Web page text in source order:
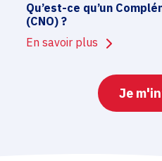
Qu’est-ce qu’un
(CNO) ?
En savoir plus
Je